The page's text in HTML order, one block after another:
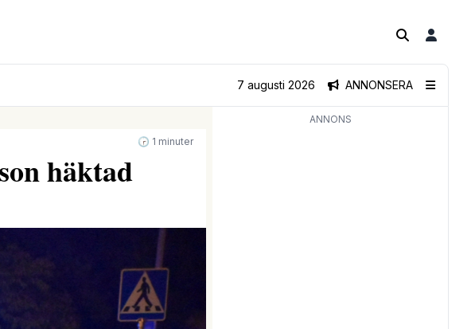
ANNONSERA
7 augusti 2026
🕝 1 minuter
häktad
ANNONS